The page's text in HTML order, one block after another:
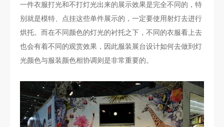
一件衣服打光和不打灯光出来的展示效果是完全不同的，特
别就是模特、点挂这些单件展示的，一定要使用射灯去进行
烘托。而在不同颜色的灯光的衬托之下，不同的衣服看上去
也会有着不同的观赏效果，因此服装展台设计如何去做到灯
光颜色与服装颜色相协调则是非常重要的。